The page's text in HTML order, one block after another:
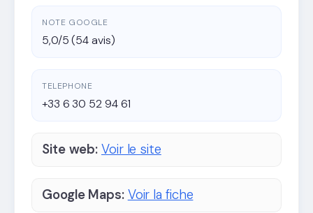
NOTE GOOGLE
5,0/5 (54 avis)
TELEPHONE
+33 6 30 52 94 61
Site web: Voir le site
Google Maps: Voir la fiche